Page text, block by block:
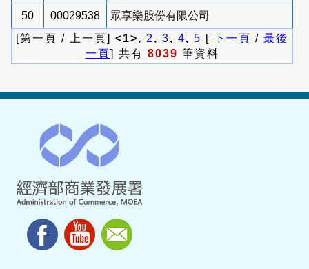
50 00029538
眾享樂股份有限公司
[第一頁 / 上一頁] <1>, 2 , 3, 4, 5 [ 下一頁 / 最後
一頁] 共有 8039 筆資料